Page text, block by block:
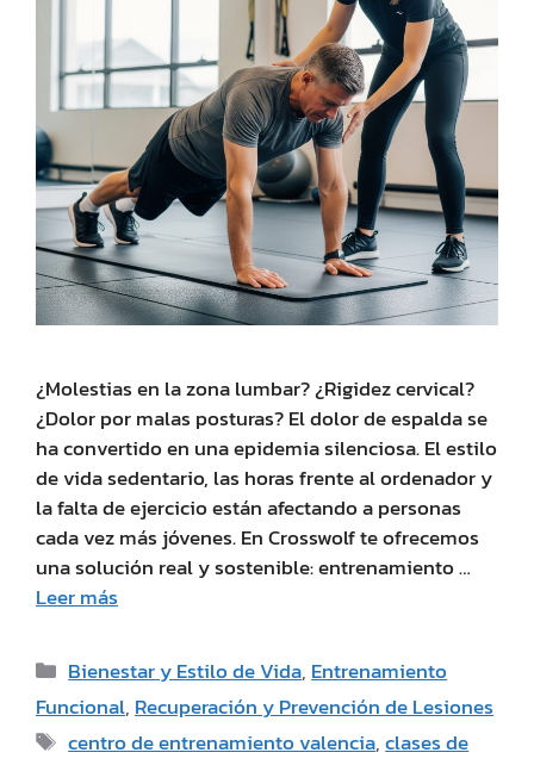
¿Molestias en la zona lumbar? ¿Rigidez cervical?
¿Dolor por malas posturas? El dolor de espalda se
ha convertido en una epidemia silenciosa. El estilo
de vida sedentario, las horas frente al ordenador y
la falta de ejercicio están afectando a personas
cada vez más jóvenes. En Crosswolf te ofrecemos
una solución real y sostenible: entrenamiento …
Leer más
Bienestar y Estilo de Vida,Entrenamiento
Funcional,Recuperación y Prevención de Lesiones
centro de entrenamiento valencia,clases de